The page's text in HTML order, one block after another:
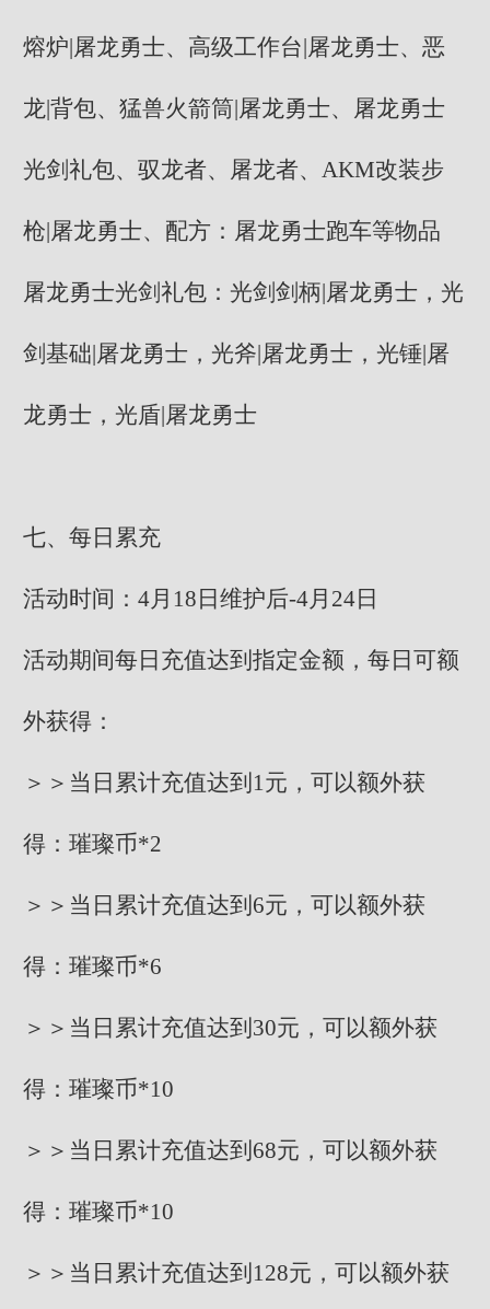
熔炉|屠龙勇士、高级工作台|屠龙勇士、恶
龙|背包、猛兽火箭筒|屠龙勇士、屠龙勇士
光剑礼包、驭龙者、屠龙者、AKM改装步
枪|屠龙勇士、配方：屠龙勇士跑车等物品
屠龙勇士光剑礼包：光剑剑柄|屠龙勇士，光
剑基础|屠龙勇士，光斧|屠龙勇士，光锤|屠
龙勇士，光盾|屠龙勇士
七、每日累充
活动时间：4月18日维护后-4月24日
活动期间每日充值达到指定金额，每日可额
外获得：
＞＞当日累计充值达到1元，可以额外获
得：璀璨币*2
＞＞当日累计充值达到6元，可以额外获
得：璀璨币*6
＞＞当日累计充值达到30元，可以额外获
得：璀璨币*10
＞＞当日累计充值达到68元，可以额外获
得：璀璨币*10
＞＞当日累计充值达到128元，可以额外获